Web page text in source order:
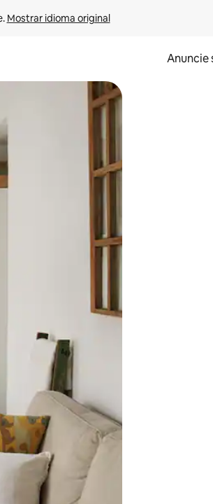
Mostrar idioma original
Anuncie
ou tocando e deslizando o dedo na tela.